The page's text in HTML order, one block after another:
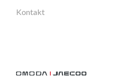
Kontakt